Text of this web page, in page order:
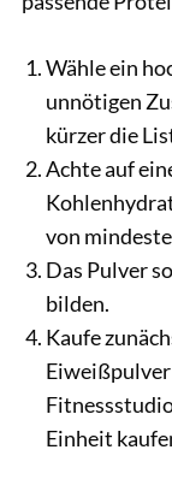
Wähle ein
unnötigen
kürzer die
Achte auf
von
Das Pulver
bilden.
Kaufe
Einheit